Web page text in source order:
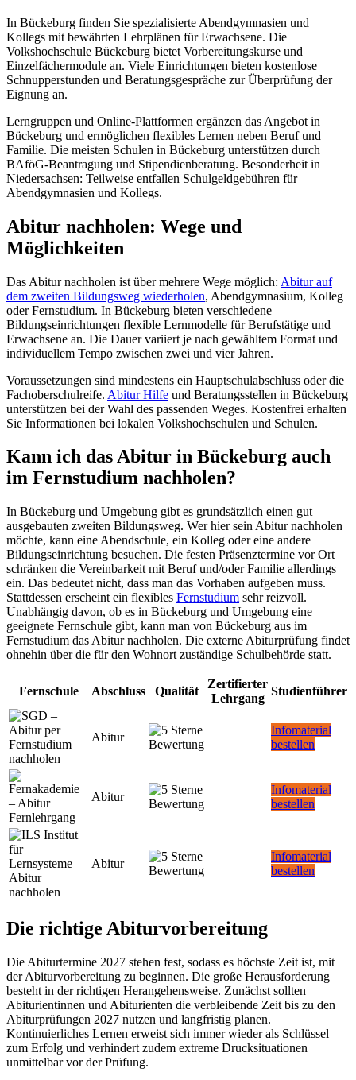
In Bückeburg finden Sie spezialisierte Abendgymnasien und
Kollegs mit bewährten Lehrplänen für Erwachsene. Die
Volkshochschule Bückeburg bietet Vorbereitungskurse und
Einzelfächermodule an. Viele Einrichtungen bieten kostenlose
Schnupperstunden und Beratungsgespräche zur Überprüfung der
Eignung an.
Lerngruppen und Online-Plattformen ergänzen das Angebot in
Bückeburg und ermöglichen flexibles Lernen neben Beruf und
Familie. Die meisten Schulen in Bückeburg unterstützen durch
BAföG-Beantragung und Stipendienberatung. Besonderheit in
Niedersachsen: Teilweise entfallen Schulgeldgebühren für
Abendgymnasien und Kollegs.
Abitur nachholen: Wege und
Möglichkeiten
Das Abitur nachholen ist über mehrere Wege möglich: Abitur auf
dem zweiten Bildungsweg wiederholen, Abendgymnasium, Kolleg
oder Fernstudium. In Bückeburg bieten verschiedene
Bildungseinrichtungen flexible Lernmodelle für Berufstätige und
Erwachsene an. Die Dauer variiert je nach gewähltem Format und
individuellem Tempo zwischen zwei und vier Jahren.
Voraussetzungen sind mindestens ein Hauptschulabschluss oder die
Fachoberschulreife. Abitur Hilfe und Beratungsstellen in Bückeburg
unterstützen bei der Wahl des passenden Weges. Kostenfrei erhalten
Sie Informationen bei lokalen Volkshochschulen und Schulen.
Kann ich das Abitur in Bückeburg auch
im Fernstudium nachholen?
In Bückeburg und Umgebung gibt es grundsätzlich einen gut
ausgebauten zweiten Bildungsweg. Wer hier sein Abitur nachholen
möchte, kann eine Abendschule, ein Kolleg oder eine andere
Bildungseinrichtung besuchen. Die festen Präsenztermine vor Ort
schränken die Vereinbarkeit mit Beruf und/oder Familie allerdings
ein. Das bedeutet nicht, dass man das Vorhaben aufgeben muss.
Stattdessen erscheint ein flexibles Fernstudium sehr reizvoll.
Unabhängig davon, ob es in Bückeburg und Umgebung eine
geeignete Fernschule gibt, kann man von Bückeburg aus im
Fernstudium das Abitur nachholen. Die externe Abiturprüfung findet
ohnehin über die für den Wohnort zuständige Schulbehörde statt.
Fernschule Abschluss Qualität
Zertifierter
Lehrgang
Studienführer
Abitur
Infomaterial
bestellen
Abitur
Infomaterial
bestellen
Abitur
Infomaterial
bestellen
Die richtige Abiturvorbereitung
Die Abiturtermine 2027 stehen fest, sodass es höchste Zeit ist, mit
der Abiturvorbereitung zu beginnen. Die große Herausforderung
besteht in der richtigen Herangehensweise. Zunächst sollten
Abiturientinnen und Abiturienten die verbleibende Zeit bis zu den
Abiturprüfungen 2027 nutzen und langfristig planen.
Kontinuierliches Lernen erweist sich immer wieder als Schlüssel
zum Erfolg und verhindert zudem extreme Drucksituationen
unmittelbar vor der Prüfung.